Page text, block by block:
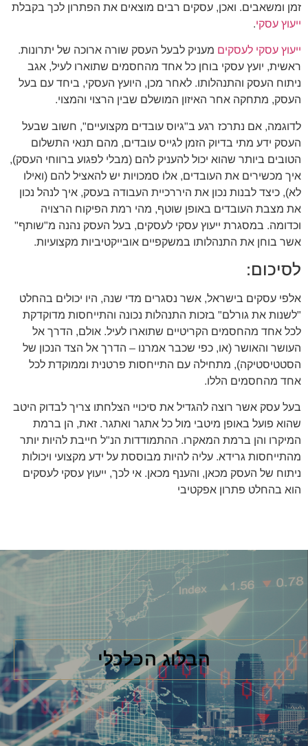
זמן ומשאבים. ואכן, עסקים רבים מוצאים את הפתרון לכך בקבלת
ייעוץ עסקי.
ייעוץ עסקי לעסקים מעניק לבעל העסק שורה ארוכה של יתרונות.
ראשית, יועץ עסקי בוחן כל אחד מהחסמים שתוארו לעיל, אגב
ניתוח העסק והתנהלותו. לאחר מכן, היועץ העסקי, ביחד עם בעל
העסק, מתחקה אחר האיזון המושלם שבין הרצוי והמצוי.
לדוגמה, אם נתרכז רגע ב"גיוס עובדים מקצועיים", חשוב שבעל
העסק ידע מתי בדיוק הזמן לגייס עובדים, מהם תנאי התשלום
הטובים ביותר שהוא יכול להעניק להם (מבלי לפגוע ברווחי העסק),
איך מכשירים את העובדים, אלו סמכויות יש להאציל להם (ואילו
לא), כיצד לבנות נכון את היררכיית העבודה בעסק, איך לנהל נכון
את מצבת העובדים באופן שוטף, מהי רמת הפיקוח הרצויה
וכדומה. במסגרת ייעוץ עסקי לעסקים, בעל העסק נהנה מ"שותף"
אשר בוחן את התנהלותו במשקפיים אובייקטיביות מקצועיות.
לסיכום:
אלפי עסקים בישראל, אשר נסגרים מדי שנה, היו יכולים בהחלט
"לשנות את גורלם" בזכות התנהלות נכונה והתייחסות מדוקדקת
לכל אחד מהחסמים הקריטיים שתוארו לעיל. אולם, הדרך אל
העושר והאושר (או, כפי שכבר אמרנו – הדרך אל הצד הנכון של
הסטטיסטיקה), מתחילה עם התייחסות פרטנית וממוקדת לכל
אחד מהחסמים הללו.
בעל עסק אשר רוצה להגדיל את סיכויי הצלחתו צריך לבדוק היטב
שהוא פועל באופן מיטבי מול כל אתגר ואתגר. זאת, הן ברמת
המיקרו והן ברמת המאקרו. ההתמודדות הנ"ל חייבת להיות יותר
מהתייחסות גרידא. עליה להיות מבוססת על ידע מקצועי ויכולות
ניתוח של העסק מכאן, והענף מכאן. אי לכך, ייעוץ עסקי לעסקים
הוא בהחלט פתרון אפקטיבי
הבלוג הכלכלי